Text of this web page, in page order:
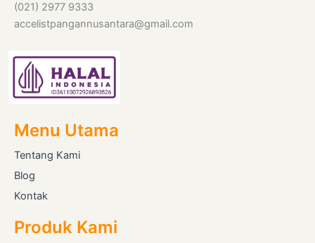
(021) 2977 9333
accelistpangannusantara@gmail.com
Menu Utama
Tentang Kami
Blog
Kontak
Produk Kami